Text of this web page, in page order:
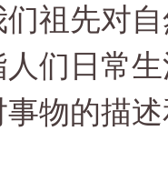
祖先对
们日常
物的描